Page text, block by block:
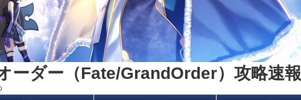
ーダー（Fate/GrandOrder）攻略速報